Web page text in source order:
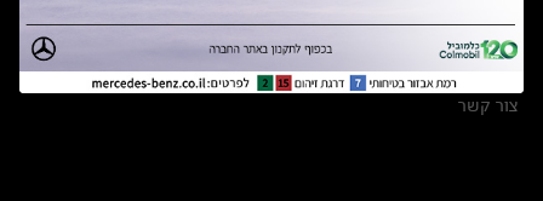
אולמות תצוגה
מרכזי שירות
צור קשר